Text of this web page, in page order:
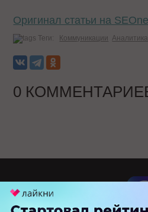
Оригинал статьи на
Теги: Коммуникации Аналитика
0